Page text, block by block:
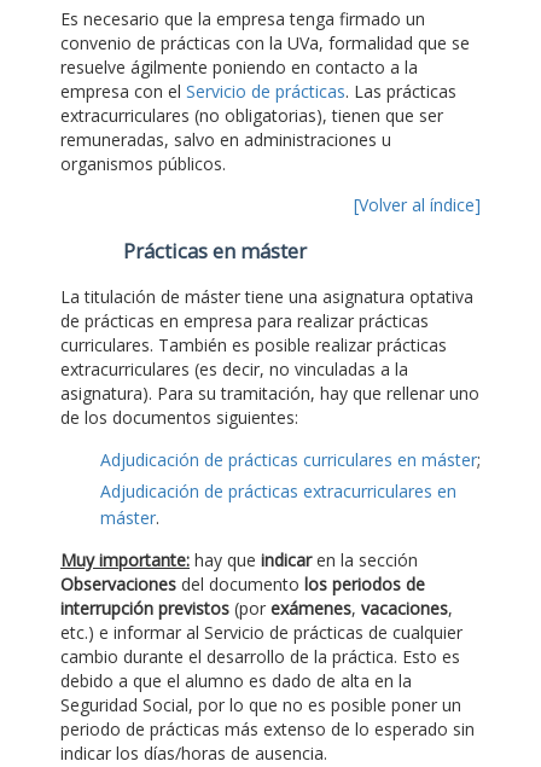
Es necesario que la empresa tenga firmado un
convenio de prácticas con la UVa, formalidad que se
resuelve ágilmente poniendo en contacto a la
empresa con el Servicio de prácticas. Las prácticas
extracurriculares (no obligatorias), tienen que ser
remuneradas, salvo en administraciones u
organismos públicos.
[Volver al índice]
Prácticas en máster
La titulación de máster tiene una asignatura optativa
de prácticas en empresa para realizar prácticas
curriculares. También es posible realizar prácticas
extracurriculares (es decir, no vinculadas a la
asignatura). Para su tramitación, hay que rellenar uno
de los documentos siguientes:
Adjudicación de prácticas curriculares en máster;
Adjudicación de prácticas extracurriculares en
máster.
Muy importante: hay que indicaren la sección
Observaciones del documento los periodos de
interrupción previstos (por exámenes, vacaciones,
etc.) e informar al Servicio de prácticas de cualquier
cambio durante el desarrollo de la práctica. Esto es
debido a que el alumno es dado de alta en la
Seguridad Social, por lo que no es posible poner un
periodo de prácticas más extenso de lo esperado sin
indicar los días/horas de ausencia.